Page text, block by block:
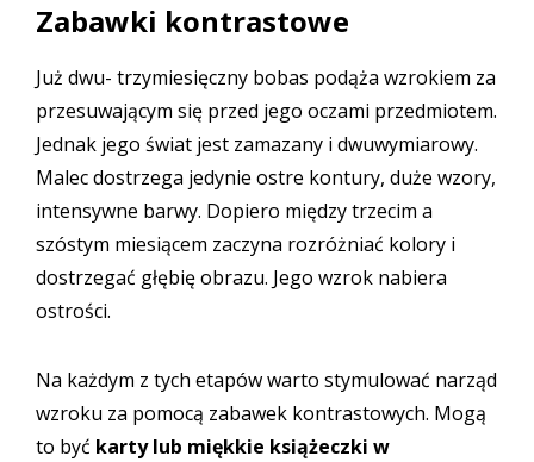
Zabawki kontrastowe
Już dwu- trzymiesięczny bobas podąża wzrokiem za
przesuwającym się przed jego oczami przedmiotem.
Jednak jego świat jest zamazany i dwuwymiarowy.
Malec dostrzega jedynie ostre kontury, duże wzory,
intensywne barwy. Dopiero między trzecim a
szóstym miesiącem zaczyna rozróżniać kolory i
dostrzegać głębię obrazu. Jego wzrok nabiera
ostrości.
Na każdym z tych etapów warto stymulować narząd
wzroku za pomocą zabawek kontrastowych. Mogą
to być karty lub miękkie książeczki w